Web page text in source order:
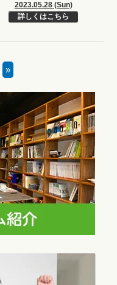
2023.05.28 (Sun)
詳しくはこちら
»